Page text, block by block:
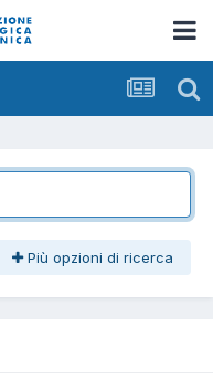
Più opzioni di ricerca